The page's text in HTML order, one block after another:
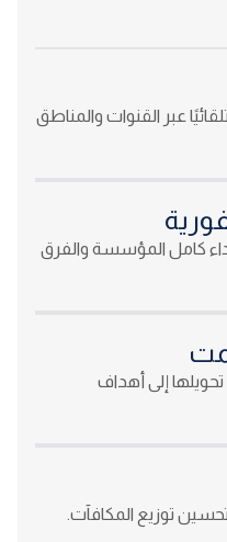
عبر القنوات والمناطق
كامل المؤسسة والفرق
إلى أهداف
توزيع المكافآت.